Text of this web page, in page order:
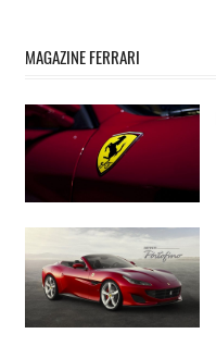
MAGAZINE FERRARI